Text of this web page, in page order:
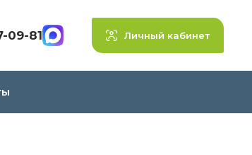
09-81 Личный кабинет